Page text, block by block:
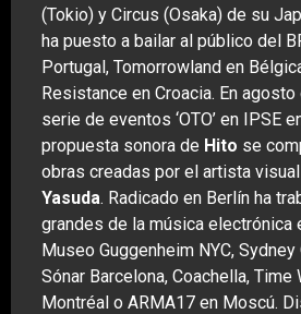
(Tokio) y Circus (Osaka) de su
ha puesto a bailar al público del
Portugal, Tomorrowland en
Resistance en Croacia. En
serie de eventos ‘OTO’ en IPSE
propuesta sonora de Hito se
obras creadas por el artista
Yasuda. Radicado en Berlín ha
grandes de la música electrónica
Museo Guggenheim NYC,
Sónar Barcelona, Coachella, Time
Montréal o ARMA17 en Moscú.